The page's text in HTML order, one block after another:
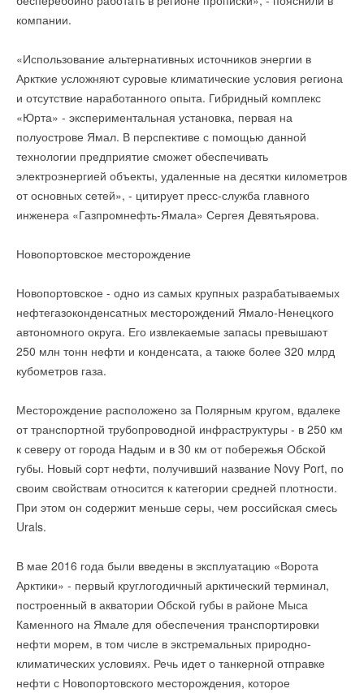
компании.
«Использование альтернативных источников энергии в
Аркткие усложняют суровые климатические условия региона
и отсутствие наработанного опыта. Гибридный комплекс
«Юрта» - экспериментальная установка, первая на
полуострове Ямал. В перспективе с помощью данной
технологии предприятие сможет обеспечивать
электроэнергией объекты, удаленные на десятки километров
от основных сетей», - цитирует пресс-служба главного
инженера «Газпромнефть-Ямала» Сергея Девятьярова.
Новопортовское месторождение
Новопортовское - одно из самых крупных разрабатываемых
нефтегазоконденсатных месторождений Ямало-Ненецкого
автономного округа. Его извлекаемые запасы превышают
250 млн тонн нефти и конденсата, а также более 320 млрд
кубометров газа.
Месторождение расположено за Полярным кругом, вдалеке
от транспортной трубопроводной инфраструктуры - в 250 км
к северу от города Надым и в 30 км от побережья Обской
губы. Новый сорт нефти, получивший название Novy Port, по
своим свойствам относится к категории средней плотности.
При этом он содержит меньше серы, чем российская смесь
Urals.
В мае 2016 года были введены в эксплуатацию «Ворота
Арктики» - первый круглогодичный арктический терминал,
построенный в акватории Обской губы в районе Мыса
Каменного на Ямале для обеспечения транспортировки
нефти морем, в том числе в экстремальных природно-
климатических условиях. Речь идет о танкерной отправке
нефти с Новопортовского месторождения, которое
НОВОСТИ СОК 19 ИЮНЯ 2026
→
Европа сможет покрыть до 78% потребностей в литии за
→
Заключена крупнейшая в мире сделка по поставке
натрий-ионных батарей для СНЭ
НОВОСТИ СОК 4 МАЯ 2026
→
Полигон для испытаний электротранспорта и ВИЭ
появится в Адыгее летом 2026г.
НОВОСТИ СОК 17 АПРЕЛЯ 2026
→
Зарядная станция для электромобилей на солнечных
фотоэлектрических преобразователях в районе города
Краснодара
→
Китайские производители анонсируют всё новые
твердотельные аккумуляторы
→
«Флэш-зарядка» электромобилей мощностью 1,5 МВт
Уведомления отключены
Комментарии
В этой теме еще нет комментариев
Добавить комментарий
Текст комментария
Комментарии
Добавить комментарий
Ваше имя *
Ваш E-mail *
клапанов AQT‑R3
инженерных систем
НОВОСТИ СОК 20 ИЮЛЯ 2026
Уведомления отключены
Комментарии
Комментарий полезен?
Добавить комментарий
Ваше имя *
Ваш E-mail *